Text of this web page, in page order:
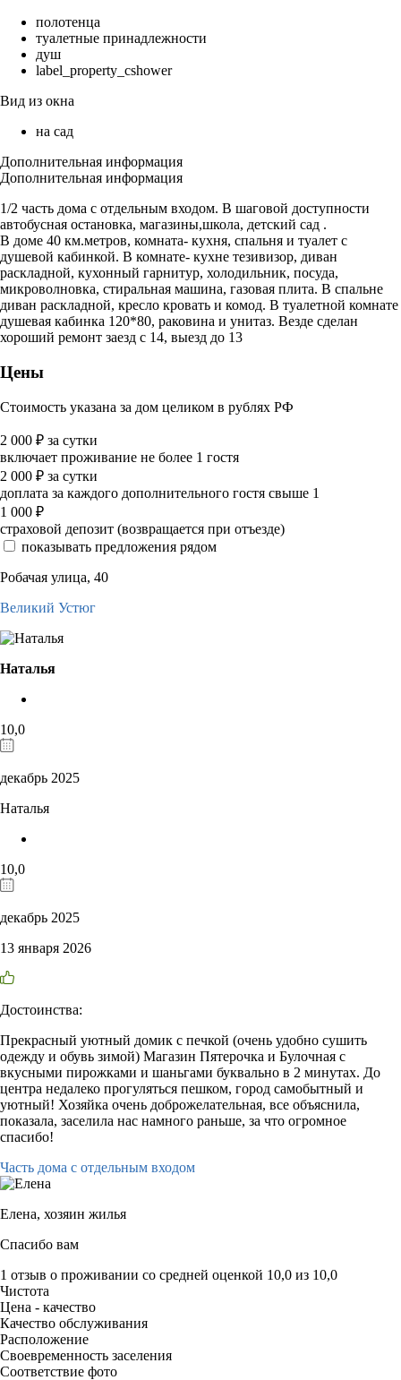
полотенца
туалетные принадлежности
душ
label_property_cshower
Вид из окна
на сад
Дополнительная информация
Дополнительная информация
1/2 часть дома с отдельным входом. В шаговой доступности
автобусная остановка, магазины,школа, детский сад .
В доме 40 км.метров, комната- кухня, спальня и туалет с
душевой кабинкой. В комнате- кухне тезивизор, диван
раскладной, кухонный гарнитур, холодильник, посуда,
микроволновка, стиральная машина, газовая плита. В спальне
диван раскладной, кресло кровать и комод. В туалетной комнате
душевая кабинка 120*80, раковина и унитаз. Везде сделан
хороший ремонт заезд с 14, выезд до 13
Цены
Стоимость указана за дом целиком в рублях РФ
2 000 ₽ за сутки
включает проживание не более 1 гостя
2 000 ₽ за сутки
доплата за каждого дополнительного гостя свыше 1
1 000 ₽
страховой депозит (возвращается при отъезде)
показывать предложения рядом
Робачая улица, 40
Великий Устюг
Наталья
10,0
декабрь 2025
Наталья
10,0
декабрь 2025
13 января 2026
Достоинства:
Прекрасный уютный домик с печкой (очень удобно сушить
одежду и обувь зимой) Магазин Пятерочка и Булочная с
вкусными пирожками и шаньгами буквально в 2 минутах. До
центра недалеко прогуляться пешком, город самобытный и
уютный! Хозяйка очень доброжелательная, все объяснила,
показала, заселила нас намного раньше, за что огромное
спасибо!
Часть дома с отдельным входом
Елена, хозяин жилья
Спасибо вам
1 отзыв о проживании со средней оценкой 10,0 из 10,0
Чистота
Цена - качество
Качество обслуживания
Расположение
Своевременность заселения
Соответствие фото